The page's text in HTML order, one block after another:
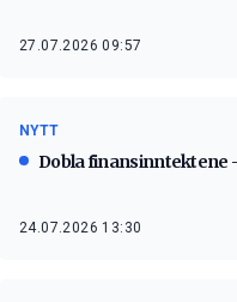
27.07.2026 09:57
NYTT
Dobla finansinntektene
24.07.2026 13:30